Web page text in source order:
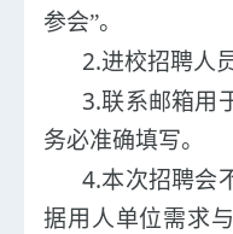
参会”。
2.进校招聘人
3.联系邮箱用
务必准确填写。
4.本次招聘会
据用人单位需求